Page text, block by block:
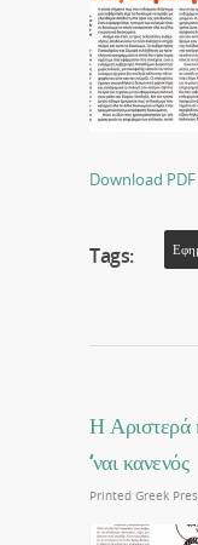
Download PDF
Tags:
Η Αριστερά
‘ναι κανενός
Printed Greek